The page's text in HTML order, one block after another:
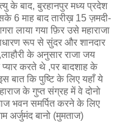
के बाद, बुरहानपुर मध्य प्रदेश
6 माह बाद तारीख़ 15 ज़मदी-
लाया गया फ़िर उसे महाराजा
रूप से सुंदर और शानदार
के अनुसार राजा जय
करते थे ,पर बादशाह के
बात कि पुष्टि के लिए यहाँ ये
के गुप्त संग्रह में वे दोनो
भवन समर्पित करने के लिए
अर्जुमंद बानो (मुमताज)